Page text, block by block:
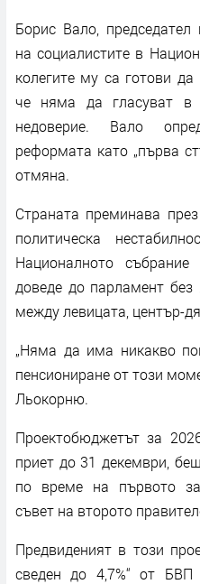
Борис Вало,
на социалистите в
колегите му са готови да
че няма да гласуват в
недоверие. Вало
реформата като „първа
отмяна.
Страната преминава
политическа
Националното
доведе до парламент без
между левицата, център-
„Няма да има никакво
пенсиониране от този
Льокорню.
Проектобюджетът за
приет до 31 декември,
по време на първото
съвет на второто
Предвиденият в този
сведен до 4,7%“ от